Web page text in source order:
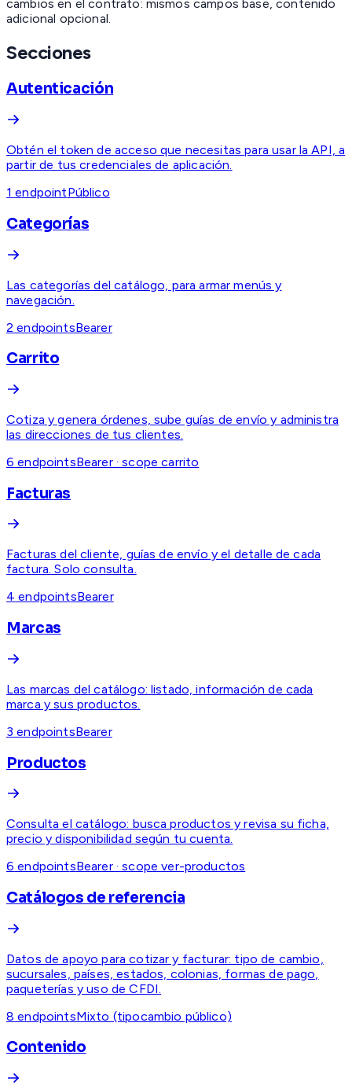
cambios en el contrato: mismos campos base, contenido
adicional opcional.
Secciones
Autenticación
Obtén el token de acceso que necesitas para usar la API, a
partir de tus credenciales de aplicación.
1 endpointPúblico
Categorías
Las categorías del catálogo, para armar menús y
navegación.
2 endpointsBearer
Carrito
Cotiza y genera órdenes, sube guías de envío y administra
las direcciones de tus clientes.
6 endpointsBearer · scope carrito
Facturas
Facturas del cliente, guías de envío y el detalle de cada
factura. Solo consulta.
4 endpointsBearer
Marcas
Las marcas del catálogo: listado, información de cada
marca y sus productos.
3 endpointsBearer
Productos
Consulta el catálogo: busca productos y revisa su ficha,
precio y disponibilidad según tu cuenta.
6 endpointsBearer · scope ver-productos
Catálogos de referencia
Datos de apoyo para cotizar y facturar: tipo de cambio,
sucursales, países, estados, colonias, formas de pago,
paqueterías y uso de CFDI.
8 endpointsMixto (tipocambio público)
Contenido